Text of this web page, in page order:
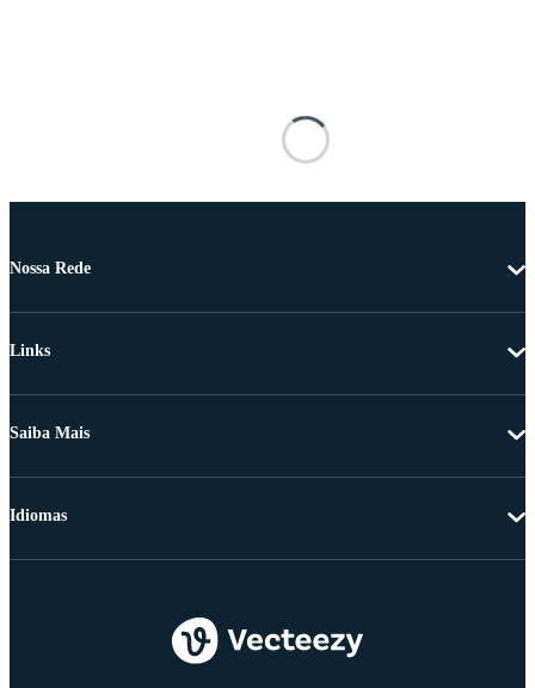
Nossa Rede
Links
Saiba Mais
Idiomas